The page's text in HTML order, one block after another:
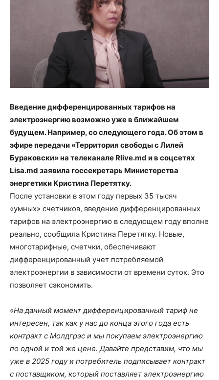
Введение дифференцированных тарифов на
электроэнергию возможно уже в ближайшем
будущем. Например, со следующего года. Об этом в
эфире передачи «Территория свободы с Лилей
Бураковски» на телеканале Rlive.md и в соцсетях
Lisa.md заявила госсекретарь Министерства
энергетики Кристина Перетятку.
После установки в этом году первых 35 тысяч
«умных» счетчиков, введение дифференцированных
тарифов на электроэнергию в следующем году вполне
реально, сообщила Кристина Перетятку. Новые,
многотарифные, счетчки, обеспечивают
дифференцированный учет потребляемой
электроэнергии в зависимости от времени суток. Это
позволяет сэкономить.
«На данный момент дифференцированный тариф не
интересен, так как у нас до конца этого года есть
контракт с Молдгрэс и мы покупаем электроэнергию
по одной и той же цене. Давайте представим, что мы
уже в 2025 году и потребитель подписывает контракт
с поставщиком, который поставляет электроэнергию